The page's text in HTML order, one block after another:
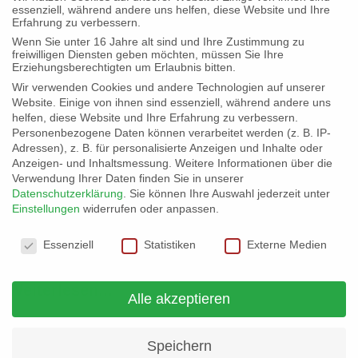
Klettertreff an der „Biber“
Am Sonntag, 12.09.2021 fand bei strahlendem
Sonnenschein in aller Früh der Klettertreff am
„Biber“ in Brannenburg statt. Die Teilnehmer
verbrachten unter der Betreuung von Laura und
Ramona einen tollen Vormittag. Schaut euch
unbedingt die Fotostrecke dazu an. Der
Klettertreff findet
essenziell, während andere uns helfen, diese Website und Ihre
Erfahrung zu verbessern.
Wenn Sie unter 16 Jahre alt sind und Ihre Zustimmung zu
freiwilligen Diensten geben möchten, müssen Sie Ihre
Erziehungsberechtigten um Erlaubnis bitten.
Wir verwenden Cookies und andere Technologien auf unserer
Website. Einige von ihnen sind essenziell, während andere uns
helfen, diese Website und Ihre Erfahrung zu verbessern.
Personenbezogene Daten können verarbeitet werden (z. B. IP-
Adressen), z. B. für personalisierte Anzeigen und Inhalte oder
Anzeigen- und Inhaltsmessung. Weitere Informationen über die
Verwendung Ihrer Daten finden Sie in unserer
Datenschutzerklärung. Sie können Ihre Auswahl jederzeit unter
Einstellungen widerrufen oder anpassen.
Essenziell
Statistiken Externe Medien
Alle akzeptieren
Speichern